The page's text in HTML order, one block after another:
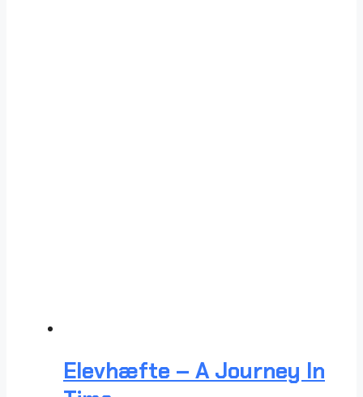
Elevhæfte – A Journey In